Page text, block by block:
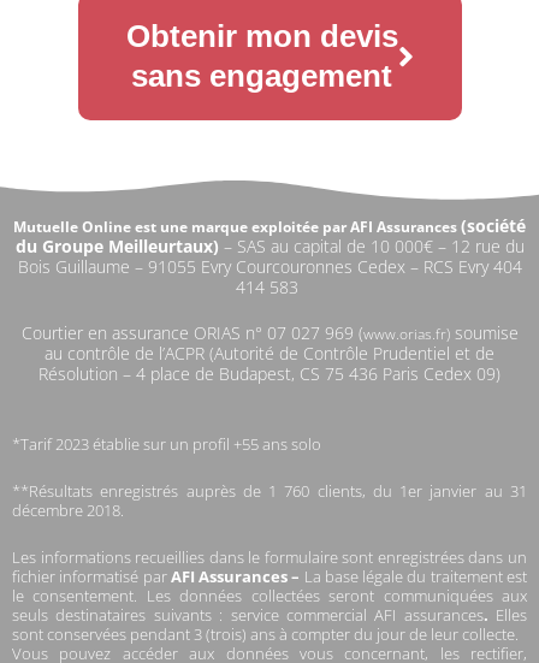
Obtenir mon devis
sans engagement
Mutuelle Online est une marque exploitée par AFI Assurances(société
du Groupe Meilleurtaux) – SAS au capital de 10 000€ – 12 rue du
Bois Guillaume – 91055 Evry Courcouronnes Cedex – RCS Evry 404
414 583
Courtier en assurance ORIAS n° 07 027 969 (www.orias.fr)soumise
au contrôle de l’ACPR (Autorité de Contrôle Prudentiel et de
Résolution – 4 place de Budapest, CS 75 436 Paris Cedex 09)
*Tarif 2023 établie sur un profil +55 ans solo
**Résultats enregistrés auprès de 1 760 clients, du 1er janvier au 31
décembre 2018.
Les informations recueillies dans le formulaire sont enregistrées dans un
fichier informatisé parAFI Assurances – La base légale du traitement est
le consentement. Les données collectées seront communiquées aux
seuls destinataires suivants : service commercial AFI assurances. Elles
sont conservées pendant 3 (trois) ans à compter du jour de leur collecte.
Vous pouvez accéder aux données vous concernant, les rectifier,